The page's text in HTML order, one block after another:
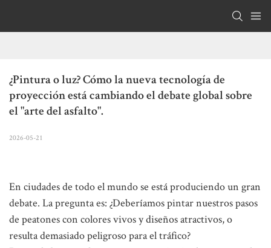
¿Pintura o luz? Cómo la nueva tecnología de
proyección está cambiando el debate global sobre
el "arte del asfalto".
2026-05-21
En ciudades de todo el mundo se está produciendo un gran
debate. La pregunta es: ¿Deberíamos pintar nuestros pasos
de peatones con colores vivos y diseños atractivos, o
resulta demasiado peligroso para el tráfico?